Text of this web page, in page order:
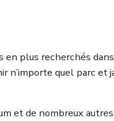
plus recherchés
n’importe quel parc et
et de nombreux